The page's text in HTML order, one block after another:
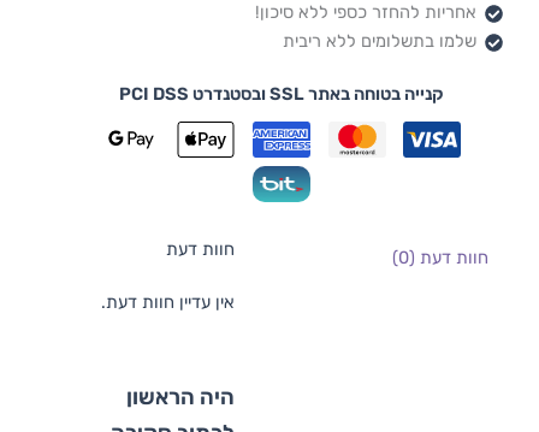
אחריות להחזר כספי ללא סיכון!
שלמו בתשלומים ללא ריבית
קנייה בטוחה באתר SSL ובסטנדרט PCI DSS
חוות דעת (0) חוות דעת
אין עדיין חוות דעת.
היה הראשון